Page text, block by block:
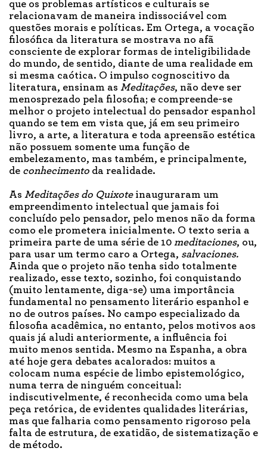
que os problemas artísticos e culturais se
relacionavam de maneira indissociável com
questões morais e políticas. Em Ortega, a vocação
filosófica da literatura se mostrava no afã
consciente de explorar formas de inteligibilidade
do mundo, de sentido, diante de uma realidade em
si mesma caótica. O impulso cognoscitivo da
literatura, ensinam as Meditações, não deve ser
menosprezado pela filosofia; e compreende-se
melhor o projeto intelectual do pensador espanhol
quando se tem em vista que, já em seu primeiro
livro, a arte, a literatura e toda apreensão estética
não possuem somente uma função de
embelezamento, mas também, e principalmente,
de conhecimento da realidade.
As Meditações do Quixote inauguraram um
empreendimento intelectual que jamais foi
concluído pelo pensador, pelo menos não da forma
como ele prometera inicialmente. O texto seria a
primeira parte de uma série de 10 meditaciones, ou,
para usar um termo caro a Ortega, salvaciones.
Ainda que o projeto não tenha sido totalmente
realizado, esse texto, sozinho, foi conquistando
(muito lentamente, diga-se) uma importância
fundamental no pensamento literário espanhol e
no de outros países. No campo especializado da
filosofia acadêmica, no entanto, pelos motivos aos
quais já aludi anteriormente, a influência foi
muito menos sentida. Mesmo na Espanha, a obra
até hoje gera debates acalorados: muitos a
colocam numa espécie de limbo epistemológico,
numa terra de ninguém conceitual:
indiscutivelmente, é reconhecida como uma bela
peça retórica, de evidentes qualidades literárias,
mas que falharia como pensamento rigoroso pela
falta de estrutura, de exatidão, de sistematização e
de método.